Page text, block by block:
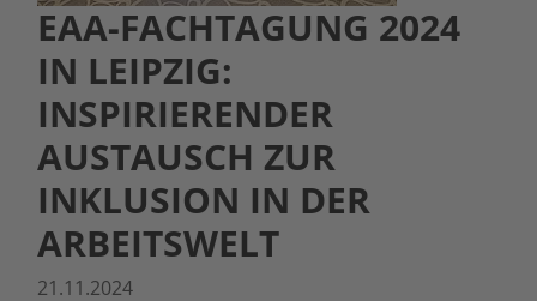
EAA-FACHTAGUNG 2024
IN LEIPZIG:
INSPIRIERENDER
AUSTAUSCH ZUR
INKLUSION IN DER
ARBEITSWELT
21.11.2024